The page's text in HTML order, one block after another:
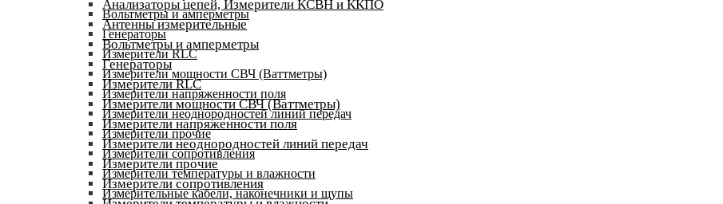
Вольтметры и амперметры
Генераторы
Измерители RLC
Измерители мощности СВЧ (Ваттметры)
Измерители напряженности поля
Измерители неоднородностей линий передач
Измерители прочие
Измерители сопротивления
Измерители температуры и влажности
Измерительные кабели, наконечники и щупы
Анализаторы цепей, Измерители КСВН и ККПО
Антенны измерительные
Вольтметры и амперметры
Генераторы
Измерители RLC
Измерители мощности СВЧ (Ваттметры)
Измерители напряженности поля
Измерители неоднородностей линий передач
Измерители прочие
Измерители сопротивления